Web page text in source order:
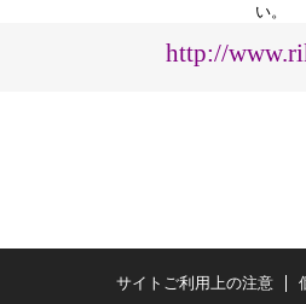
い。
http://
サイトご利用上の注意